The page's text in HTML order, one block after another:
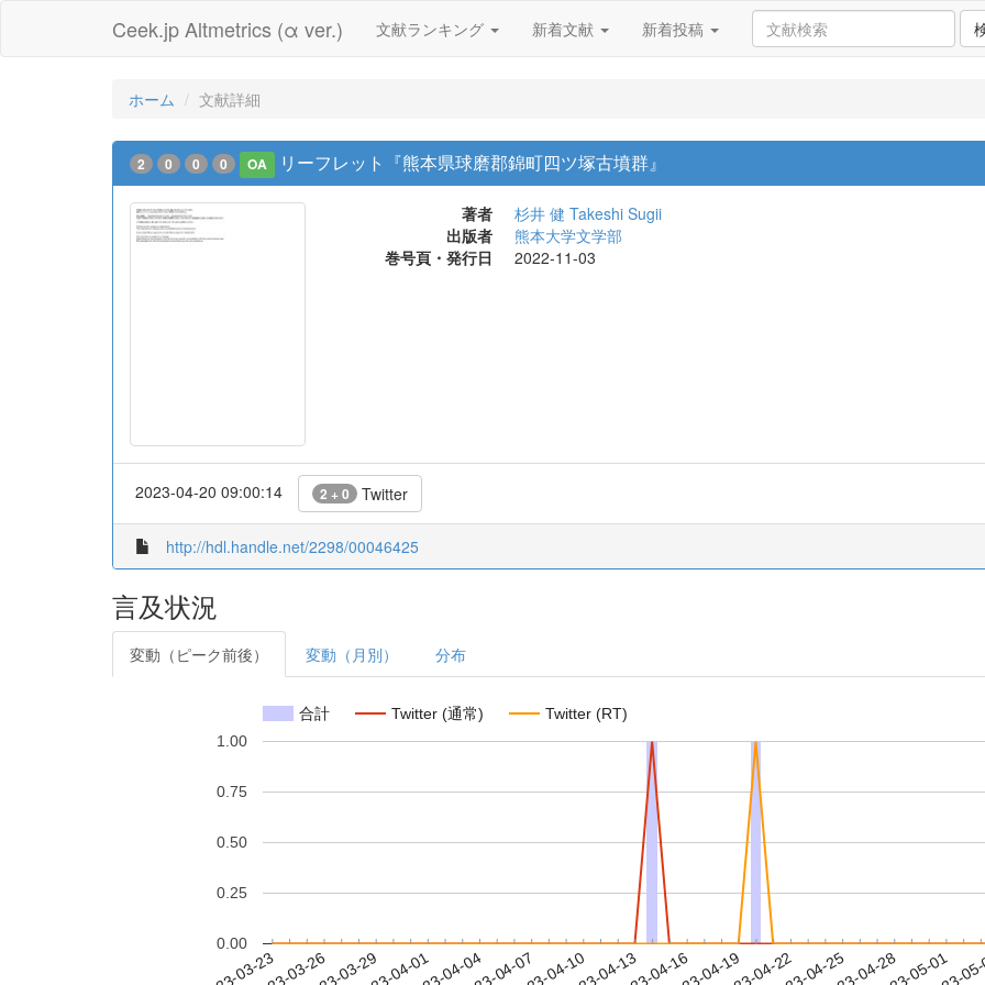
Ceek.jp Altmetrics (α ver.) 文献ランキング 新着文献 新着投稿
ホーム 文献詳細
2 0 0 0 OA リーフレット『熊本県球磨郡錦町四ツ塚古墳群』
著者 杉井 健 Takeshi Sugii
出版者
熊本大学文学部
巻号頁・発行日
2022-11-03
2023-04-20 09:00:14 2 + 0 Twitter
http://hdl.handle.net/2298/00046425
言及状況
変動（ピーク前後） 変動（月別） 分布
合計 Twitter (通常) Twitter (RT)
0.00
0.25
0.50
0.75
1.00